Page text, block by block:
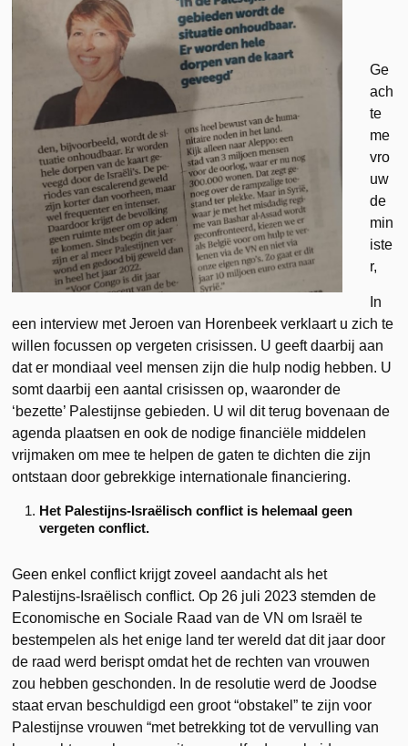
Ge
ach
te
me
vro
uw
de
min
iste
r,
In
een interview met Jeroen van Horenbeek verklaart u zich te
willen focussen op vergeten crisissen. U geeft daarbij aan
dat er mondiaal veel mensen zijn die hulp nodig hebben. U
somt daarbij een aantal crisissen op, waaronder de
‘bezette’ Palestijnse gebieden. U wil dit terug bovenaan de
agenda plaatsen en ook de nodige financiële middelen
vrijmaken om mee te helpen de gaten te dichten die zijn
ontstaan door gebrekkige internationale financiering.
Het Palestijns-Israëlisch conflict is helemaal geen
vergeten conflict.
Geen enkel conflict krijgt zoveel aandacht als het
Palestijns-Israëlisch conflict. Op 26 juli 2023 stemden de
Economische en Sociale Raad van de VN om Israël te
bestempelen als het enige land ter wereld dat dit jaar door
de raad werd berispt omdat het de rechten van vrouwen
zou hebben geschonden. In de resolutie werd de Joodse
staat ervan beschuldigd een groot “obstakel” te zijn voor
Palestijnse vrouwen “met betrekking tot de vervulling van